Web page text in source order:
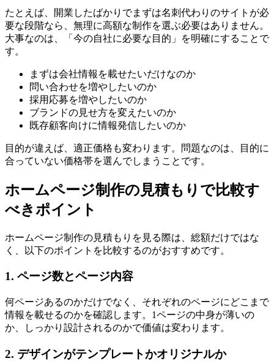
たとえば、開業したばかりでまずは名刺代わりのサイトが必
要な段階なら、無理に高額な制作を選ぶ必要はありません。
大事なのは、「今の自社に必要な目的」を明確にすることで
す。
まずは会社情報を載せたいだけなのか
問い合わせを増やしたいのか
採用応募を増やしたいのか
ブランドの見せ方を変えたいのか
既存顧客向けに情報発信したいのか
目的が違えば、適正価格も変わります。問題なのは、目的に
合っていない価格帯を選んでしまうことです。
ホームページ制作の見積もりで比較す
べきポイント
ホームページ制作の見積もりを見る際は、総額だけではな
く、以下のポイントを比較するのがおすすめです。
1. ページ数とページ内容
何ページあるのかだけでなく、それぞれのページにどこまで
情報を載せるのかを確認します。1ページの中身が薄いの
か、しっかり設計されるのかで価値は変わります。
2. デザインがテンプレートかオリジナルか